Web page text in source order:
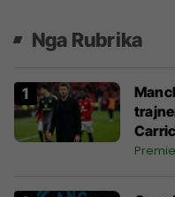
Nga Rubrika